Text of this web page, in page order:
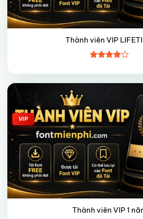
Thành viên VIP
xếp hạng
45 sao
Giảm giá!
VIP
Thành viên VIP 1